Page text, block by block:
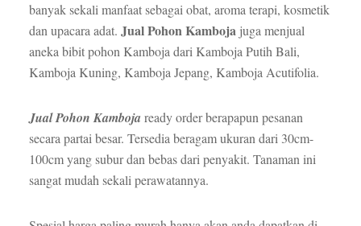
banyak sekali manfaat sebagai obat, aroma terapi, kosmetik
dan upacara adat. Jual Pohon Kamboja juga menjual
aneka bibit pohon Kamboja dari Kamboja Putih Bali,
Kamboja Kuning, Kamboja Jepang, Kamboja Acutifolia.
Jual Pohon Kamboja ready order berapapun pesanan
secara partai besar. Tersedia beragam ukuran dari 30cm-
100cm yang subur dan bebas dari penyakit. Tanaman ini
sangat mudah sekali perawatannya.